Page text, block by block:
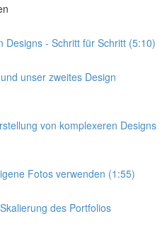
Designs - Schritt für Schritt (5:10)
unser zweites Design
von komplexeren Designs
Fotos verwenden (1:55)
des Portfolios